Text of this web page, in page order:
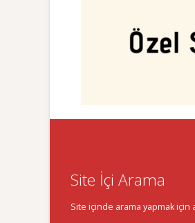
Site İçi Arama
Site içinde arama yapmak